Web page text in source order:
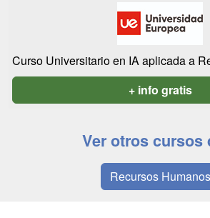
Curso Universitario en IA aplicada a
+ info gratis
Ver otros cursos
Recursos Humanos